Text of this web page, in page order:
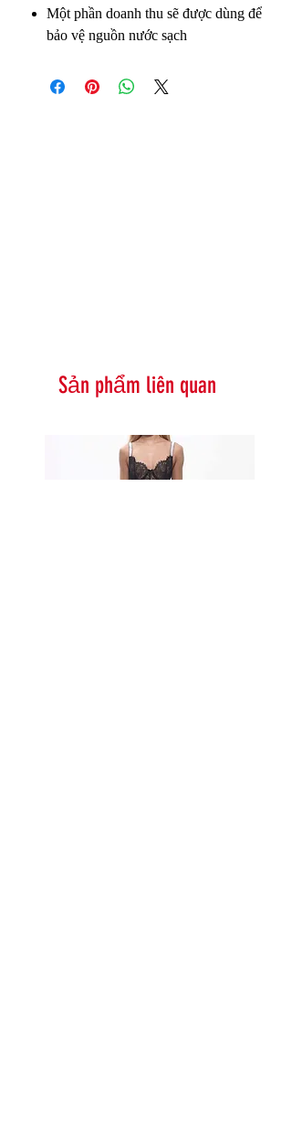
Sản phẩm liên quan
Một phần doanh thu sẽ được dùng để
bảo vệ nguồn nước sạch